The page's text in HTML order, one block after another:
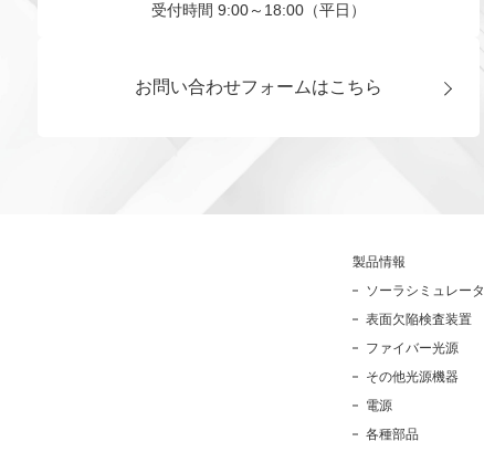
受付時間 9:00～18:00（平日）
お問い合わせフォームはこちら
製品情報
ソーラシミュレータ
表面欠陥検査装置
ファイバー光源
その他光源機器
電源
各種部品